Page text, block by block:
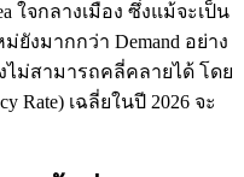
ใจกลางเมือง ซึ่งแม้จะเป็น
ยังมากกว่า Demand อย่าง
ไม่สามารถคลี่คลายได้ โดย
Rate) เฉลี่ยในปี 2026 จะ